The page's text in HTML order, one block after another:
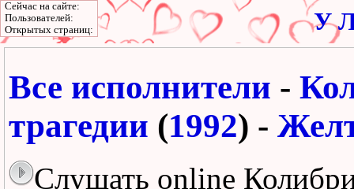
У
Все исполнители -
трагедии (1992) -
Слушать online
Сейчас на сайте:
Пользователей:
Открытых страниц: